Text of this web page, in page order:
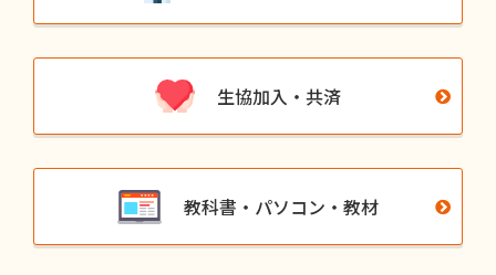
生協加入・共済
教科書・パソコン・教材